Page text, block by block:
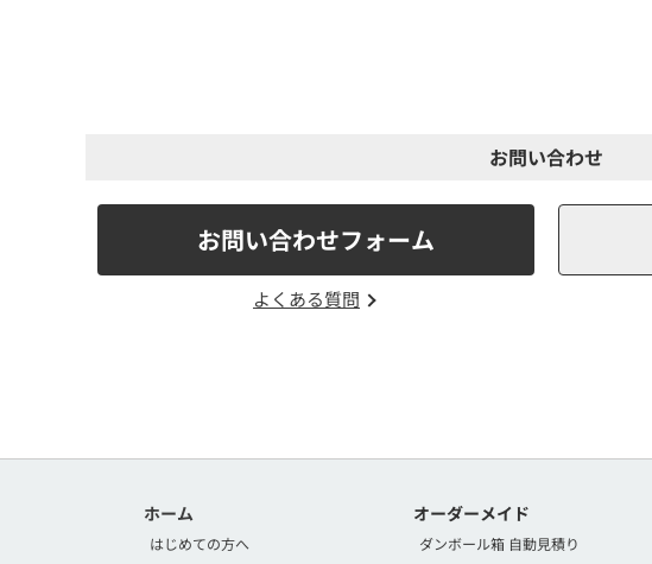
お問い合わせ
お問い合わせフォーム
よくある質問
ホーム
はじめての方へ
オーダーメイド
ダンボール箱 自動見積り